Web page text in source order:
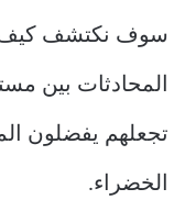
سوف نكتشف كيف
المحادثات بين
تجعلهم يفضلون
الخضراء.